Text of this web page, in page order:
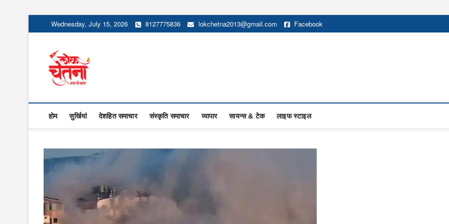
to
Wednesday, July 15, 2026 8127775836 lokchetna2013@gmail.com Facebook
होम सुर्खियां देशहित समाचार संस्कृति समाचार व्यापार सायन्स & टेक लाइफ स्टाइल